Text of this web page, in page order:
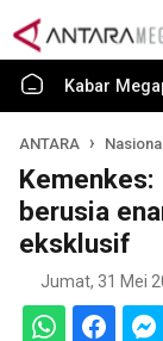
Kabar
ANTARA Nasional
Kemenkes:
berusia
eksklusif
Jumat, 31 Mei